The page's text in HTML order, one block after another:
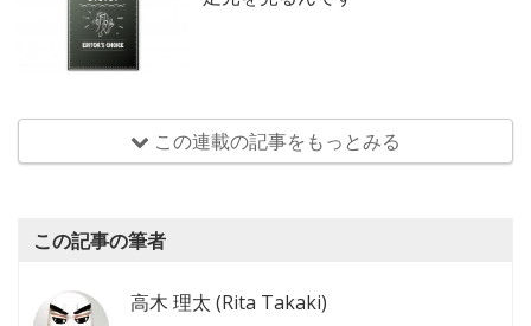
この連載の記事をもっとみる
この記事の筆者
高木 理太 (Rita Takaki)